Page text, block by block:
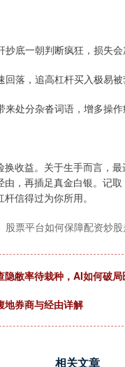
底一朝判断疯狂，损失会
落，追高杠杆买入极易被
处分杂沓词语，增多操作
收益。关于生手而言，
，再插足真金白银。记
信得过为你所用。
股票平台如何保障配资炒
敝率待栽种，AI如何破
地券商与经由详解
相关文章